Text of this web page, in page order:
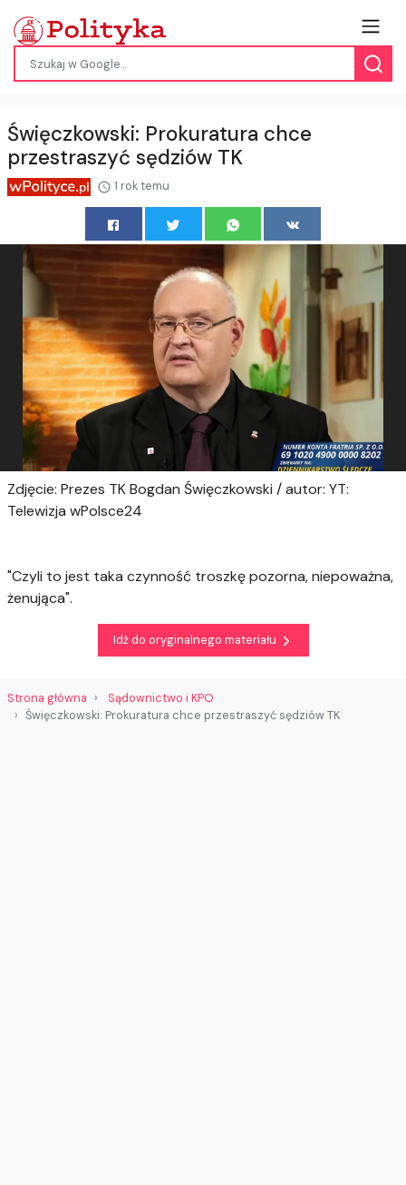
Święczkowski: Prokuratura chce
przestraszyć sędziów TK
1 rok temu
Zdjęcie: Prezes TK Bogdan Święczkowski / autor: YT:
Telewizja wPolsce24
"Czyli to jest taka czynność troszkę pozorna, niepoważna,
żenująca".
Idź do oryginalnego materiału
Strona główna
Sądownictwo i KPO
Święczkowski: Prokuratura chce przestraszyć sędziów TK